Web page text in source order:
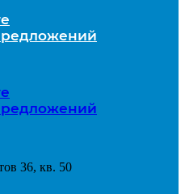
36, кв. 50